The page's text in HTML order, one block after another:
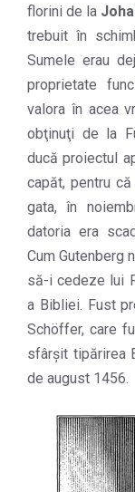
florini de la
trebuit în
Sumele erau
proprietate
valora în acea
obţinuţi de la
ducă proiectul
capăt, pentru
gata, în
datoria era
Cum Gutenberg
să-i cedeze lui
a Bibliei. Fust
Schöffer, care
sfârşit tipărirea
de august 1456.